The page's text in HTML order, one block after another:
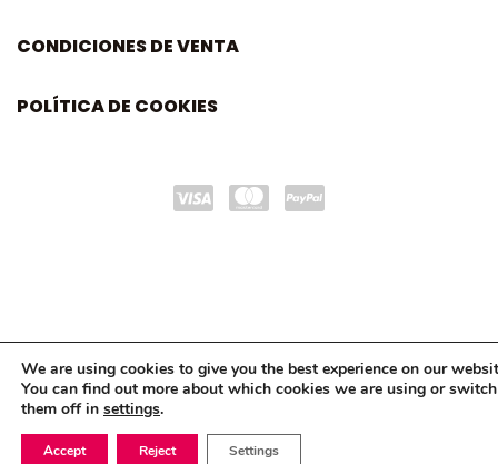
CONDICIONES DE VENTA
POLÍTICA DE COOKIES
We are using cookies to give you the best experience on our
You can find out more about which cookies we are using or switch
them off in settings.
Accept Reject Settings